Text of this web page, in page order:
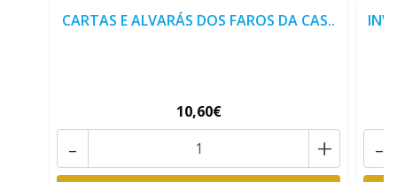
CARTAS E ALVARÁS DOS FAROS DA CAS..
10,60€
+
- -